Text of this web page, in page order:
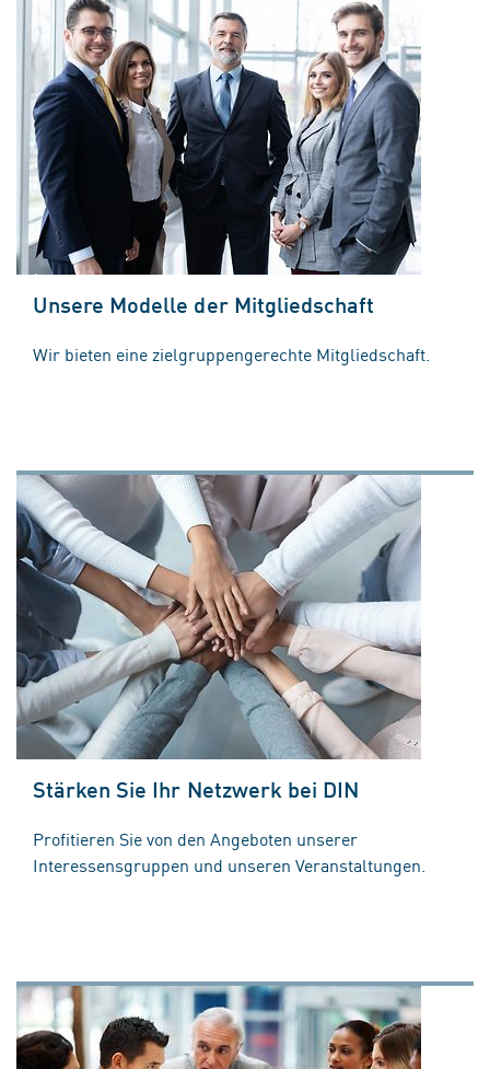
Unsere Modelle der Mitgliedschaft
Wir bieten eine zielgruppengerechte Mitgliedschaft.
Stärken Sie Ihr Netzwerk bei DIN
Profitieren Sie von den Angeboten unserer
Interessensgruppen und unseren Veranstaltungen.